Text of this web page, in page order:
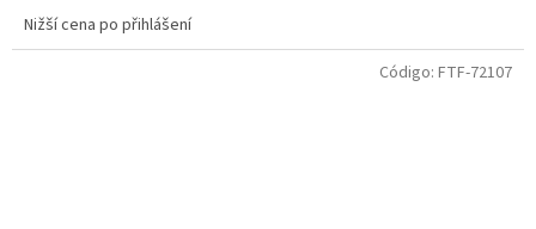
Nižší cena po přihlášení
Código: FTF-72107